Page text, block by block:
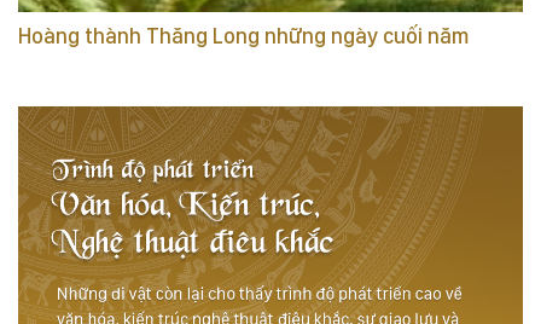
Hoàng thành Thăng Long những ngày cuối năm